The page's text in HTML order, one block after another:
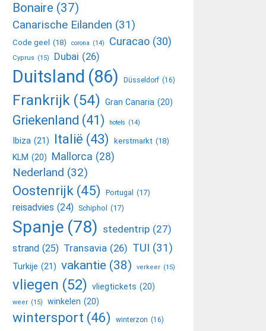
Bonaire (37)
Canarische Eilanden (31)
Code geel (18) corona (14) Curacao (30)
Cyprus (15) Dubai (26)
Duitsland (86) Düsseldorf (16)
Frankrijk (54) Gran Canaria (20)
Griekenland (41) hotels (14)
Ibiza (21) Italië (43) kerstmarkt (18)
KLM (20) Mallorca (28)
Nederland (32)
Oostenrijk (45) Portugal (17)
reisadvies (24) Schiphol (17)
Spanje (78) stedentrip (27)
strand (25) Transavia (26) TUI (31)
Turkije (21) vakantie (38) verkeer (15)
vliegen (52) vliegtickets (20)
weer (15) winkelen (20)
wintersport (46) winterzon (16)